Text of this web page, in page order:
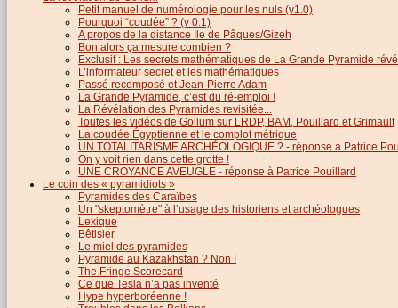
Petit manuel de numérologie pour les nuls (v1.0)
Pourquoi “coudée” ? (v 0.1)
A propos de la distance Ile de Pâques/Gizeh
Bon alors ça mesure combien ?
Exclusif : Les secrets mathématiques de La Grande Pyramide
L’informateur secret et les mathématiques
Passé recomposé et Jean-Pierre Adam
La Grande Pyramide, c’est du ré-emploi !
La Révélation des Pyramides revisitée...
Toutes les vidéos de Gollum sur LRDP, BAM, Pouillard et Grimault
La coudée Égyptienne et le complot métrique
UN TOTALITARISME ARCHÉOLOGIQUE ? - réponse à Patrice
On y voit rien dans cette grotte !
UNE CROYANCE AVEUGLE - réponse à Patrice Pouillard
Le coin des « pyramidiots »
Pyramides des Caraïbes
Un "skeptomètre" à l’usage des historiens et archéologues
Lexique
Bêtisier
Le miel des pyramides
Pyramide au Kazakhstan ? Non !
The Fringe Scorecard
Ce que Tesla n’a pas inventé
Hype hyperboréenne !